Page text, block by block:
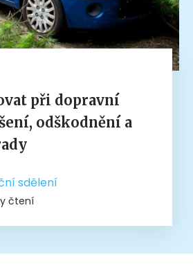
při dopravní
odškodnění a
sdělení
čtení